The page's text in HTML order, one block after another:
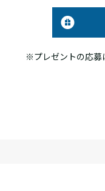
※プレゼントの応募